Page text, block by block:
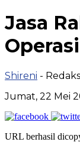
Jasa
Shireni -
Jumat, 22 Mei
URL berhasil